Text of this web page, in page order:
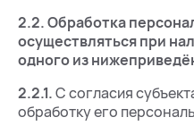
2.2.Обработка
осуществляться при
одного из
2.2.1.С согласия
обработку его